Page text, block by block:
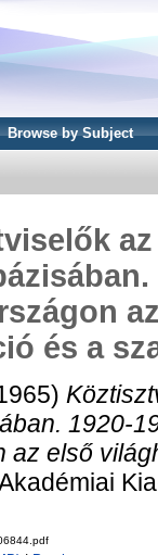
Browse by Subject
és a
1920-
az első